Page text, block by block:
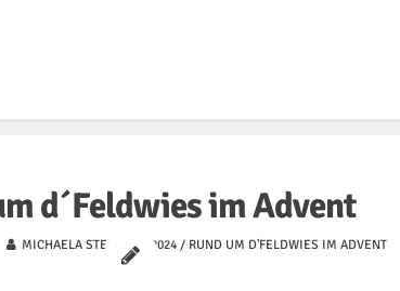
d´Feldwies im Advent
MICHAELA STEIN 2024/ RUND UM D'FELDWIES IM ADVENT